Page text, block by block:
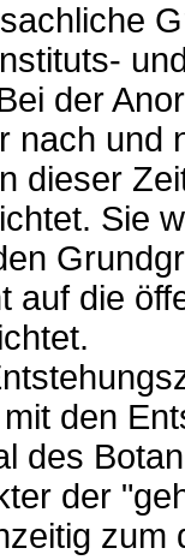
der
nach und
dieser
Sie
auf die
den
des
der
zum